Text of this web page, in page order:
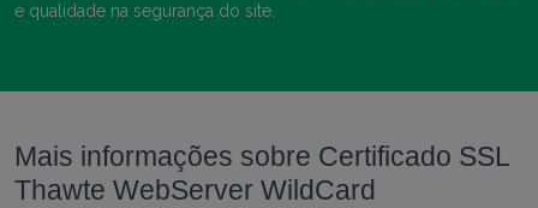
e qualidade na segurança do site.
Mais informações sobre Certificado SSL
Thawte WebServer WildCard